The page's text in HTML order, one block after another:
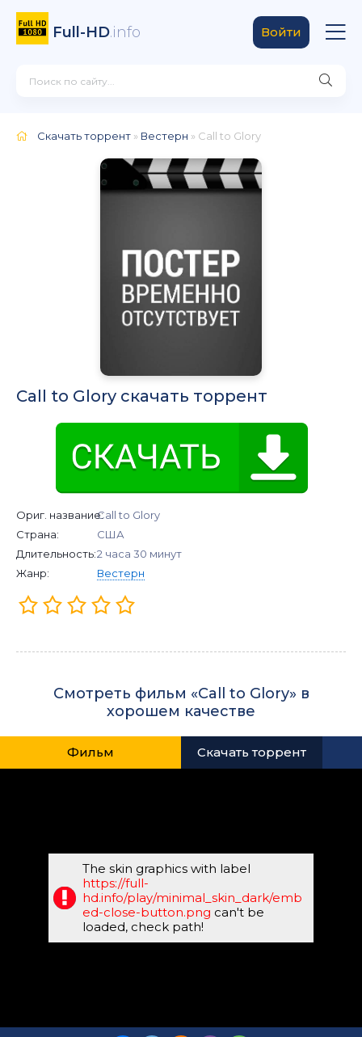
Full-HD.info Войти
Скачать торрент » Вестерн » Call to Glory
Call to Glory скачать торрент
Ориг. название:Call to Glory
Страна:
США
Длительность:2 часа 30 минут
Жанр:
Вестерн
Смотреть фильм «Call to Glory» в
хорошем качестве
Фильм Скачать торрент
The skin graphics with label
https://full-
hd.info/play/minimal_skin_dark/emb
ed-close-button.png can't be
loaded, check path!